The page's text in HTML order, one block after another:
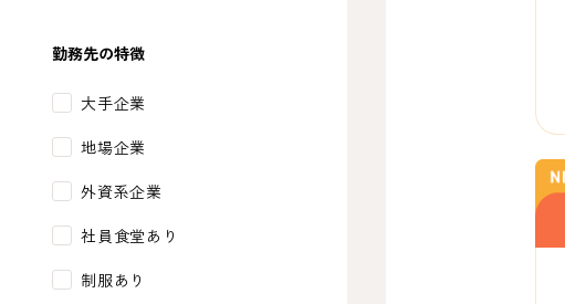
勤務先の特徴
大手企業
地場企業
外資系企業
社員食堂あり
制服あり